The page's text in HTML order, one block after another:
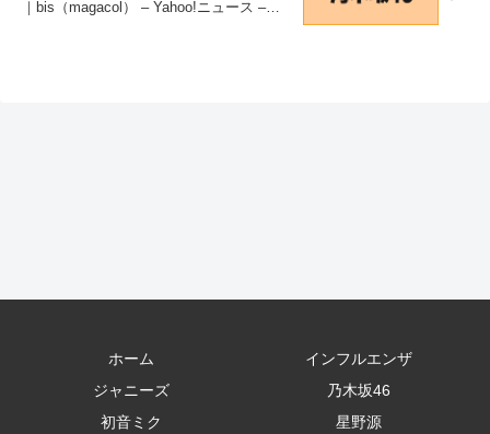
｜bis（magacol） – Yahoo!ニュース –
ホーム
インフルエンザ
ジャニーズ
乃木坂46
初音ミク
星野源